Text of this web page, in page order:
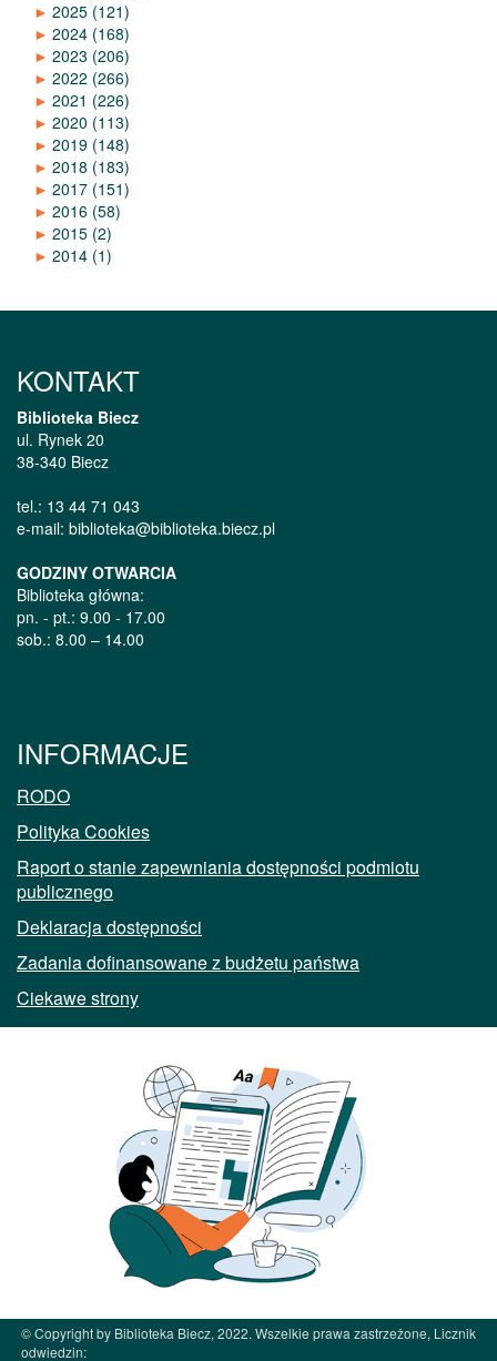
► 2025 (121)
► 2024 (168)
► 2023 (206)
► 2022 (266)
► 2021 (226)
► 2020 (113)
► 2019 (148)
► 2018 (183)
► 2017 (151)
► 2016 (58)
► 2015 (2)
► 2014 (1)
KONTAKT
Biblioteka Biecz
ul. Rynek 20
38-340 Biecz
tel.: 13 44 71 043
e-mail: biblioteka@biblioteka.biecz.pl
GODZINY OTWARCIA
Biblioteka główna:
pn. - pt.: 9.00 - 17.00
sob.: 8.00 – 14.00
INFORMACJE
RODO
Polityka Cookies
Raport o stanie zapewniania dostępności podmiotu
publicznego
Deklaracja dostępności
Zadania dofinansowane z budżetu państwa
Ciekawe strony
© Copyright by Biblioteka Biecz, 2022. Wszelkie prawa zastrzeżone, Licznik
odwiedzin: